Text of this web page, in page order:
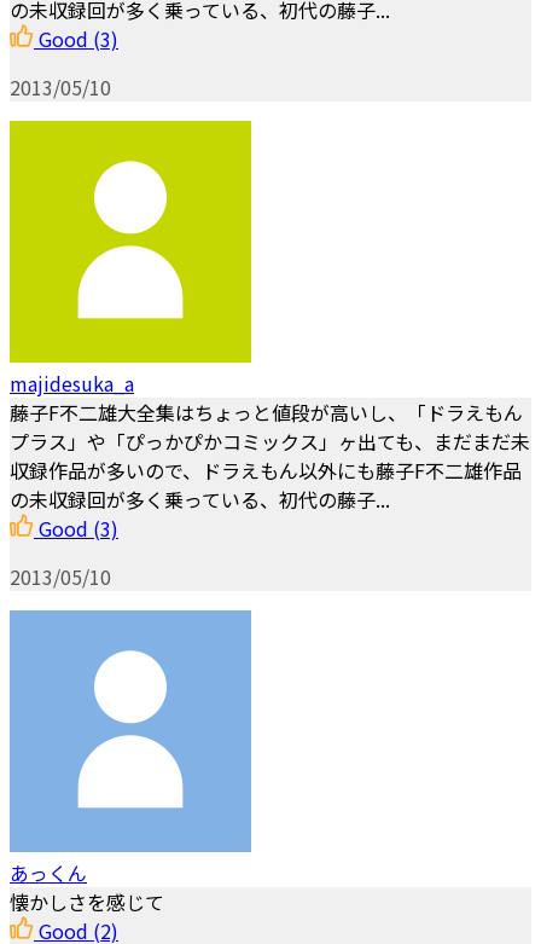
の未収録回が多く乗っている、初代の藤子...
Good (3)
2013/05/10
majidesuka_a
藤子F不二雄大全集はちょっと値段が高いし、「ドラえもん
プラス」や「ぴっかぴかコミックス」ヶ出ても、まだまだ未
収録作品が多いので、ドラえもん以外にも藤子F不二雄作品
の未収録回が多く乗っている、初代の藤子...
Good (3)
2013/05/10
あっくん
懐かしさを感じて
Good (2)